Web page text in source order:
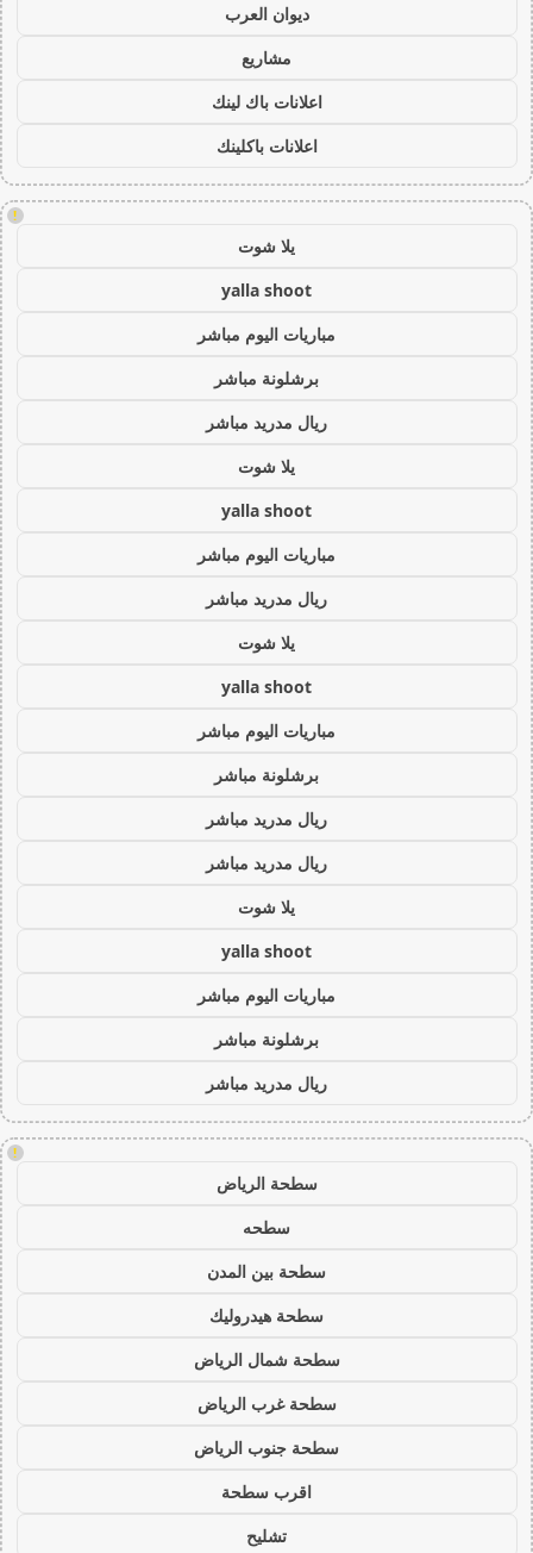
ديوان العرب
مشاريع
اعلانات باك لينك
اعلانات باكلينك
!
يلا شوت
yalla shoot
مباريات اليوم مباشر
برشلونة مباشر
ريال مدريد مباشر
يلا شوت
yalla shoot
مباريات اليوم مباشر
ريال مدريد مباشر
يلا شوت
yalla shoot
مباريات اليوم مباشر
برشلونة مباشر
ريال مدريد مباشر
ريال مدريد مباشر
يلا شوت
yalla shoot
مباريات اليوم مباشر
برشلونة مباشر
ريال مدريد مباشر
!
سطحة الرياض
سطحه
سطحة بين المدن
سطحة هيدروليك
سطحة شمال الرياض
سطحة غرب الرياض
سطحة جنوب الرياض
اقرب سطحة
تشليح